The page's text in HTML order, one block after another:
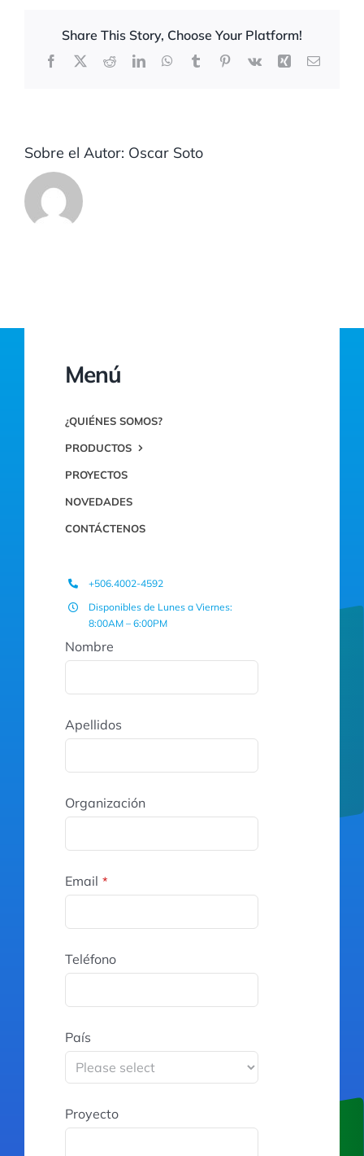
Share This Story, Choose Your Platform!
Facebook
X RedditLinkedInWhatsApp
TumblrPinterest
Vk Xing Correo
Sobre el Autor: Oscar Soto
Menú
¿QUIÉNES SOMOS?
PRODUCTOS
PROYECTOS
NOVEDADES
CONTÁCTENOS
+506.4002-4592
Disponibles de Lunes a Viernes:
8:00AM – 6:00PM
Nombre
Apellidos
Organización
Email *
Teléfono
País
Proyecto